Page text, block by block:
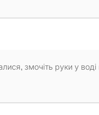
змочіть руки у воді